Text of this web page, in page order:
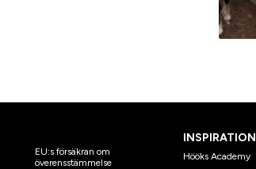
EU:s försäkran om
överensstämmelse
INSPIRATION
Hööks Academy